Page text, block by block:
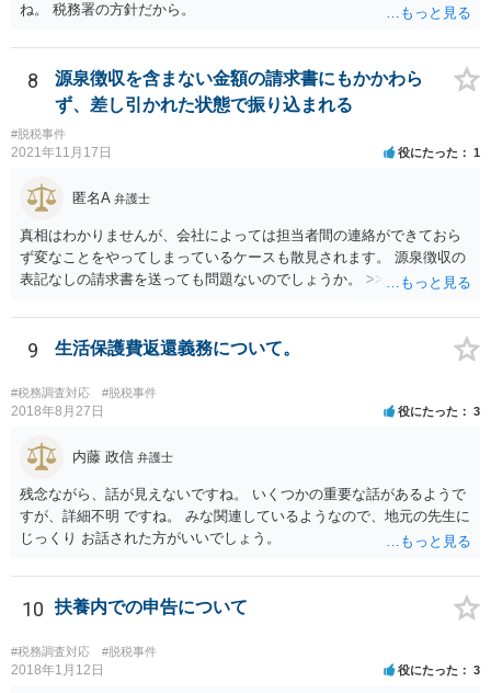
ね。 税務署の方針だから。
8
源泉徴収を含まない金額の請求書にもかかわら
ず、差し引かれた状態で振り込まれる
#脱税事件
2021年11月17日 役にたった 1
匿名A 弁護士
真相はわかりませんが、会社によっては担当者間の連絡ができておら
ず変なことをやってしまっているケースも散見されます。 源泉徴収の
表記なしの請求書を送っても問題ないのでしょうか。 >>違法というこ
書の金額や記載と振込額がズレているのでややこしい瞬間は生じるよ
うに思いますが、間違えず記帳できるのであれば同じく問題はありま
にしっかりと確認してみても良いかもしれません。
9 生活保護費返還義務について。
#税務調査対応 #脱税事件
2018年8月27日 役にたった 3
内藤 政信 弁護士
残念ながら、話が見えないですね。 いくつかの重要な話があるようで
すが、詳細不明 ですね。 みな関連しているようなので、地元の先生に
じっくり お話された方がいいでしょう。
10 扶養内での申告について
#税務調査対応 #脱税事件
2018年1月12日 役にたった 3